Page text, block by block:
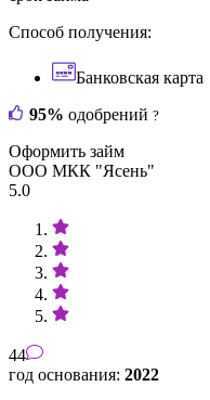
Способ получения:
Банковская карта
95% одобрений ?
Оформить займ
ООО МКК "Ясень"
5.0
44
год основания: 2022